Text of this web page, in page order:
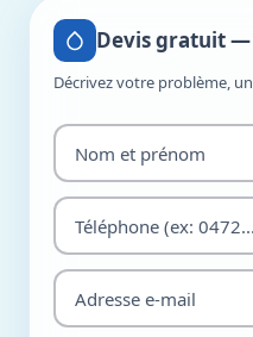
Devis gratuit —
Décrivez votre problème,